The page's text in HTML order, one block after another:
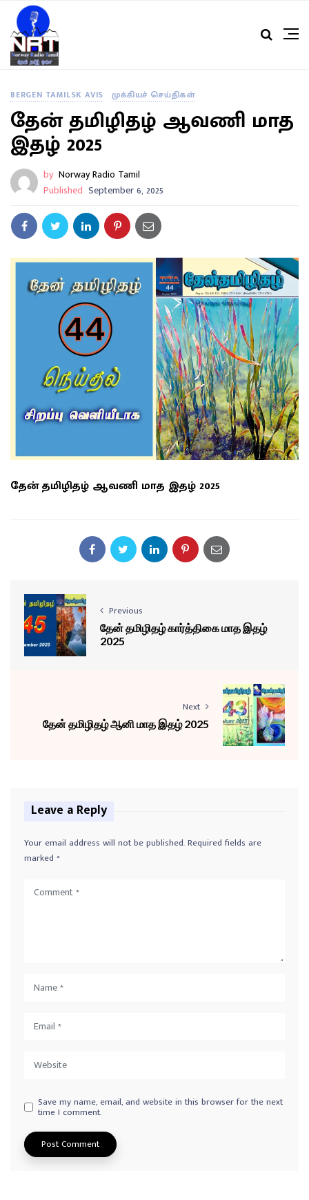
BERGEN TAMILSK AVIS முக்கியச் செய்திகள்
தேன் தமிழிதழ் ஆவணி மாத
இதழ் 2025
by Norway Radio Tamil
Published September 6, 2025
தேன் தமிழிதழ் ஆவணி மாத இதழ் 2025
Previous
தேன் தமிழிதழ் கார்த்திகை மாத இதழ்
2025
Next
தேன் தமிழிதழ் ஆனி மாத இதழ் 2025
Leave a Reply
Your email address will not be published.Required fields are
marked *
Save my name, email, and website in this browser for the next
time I comment.